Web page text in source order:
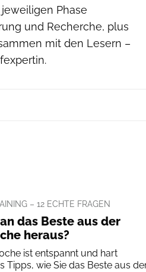
Phase
und Recherche, plus
mit den Lesern –
– 12 ECHTE FRAGEN
das Beste aus der
heraus?
ist entspannt und hart
Tipps, wie Sie das Beste aus